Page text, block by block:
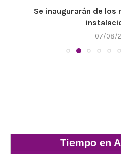
Se inaugurarán de los
07/08/
Tiempo en